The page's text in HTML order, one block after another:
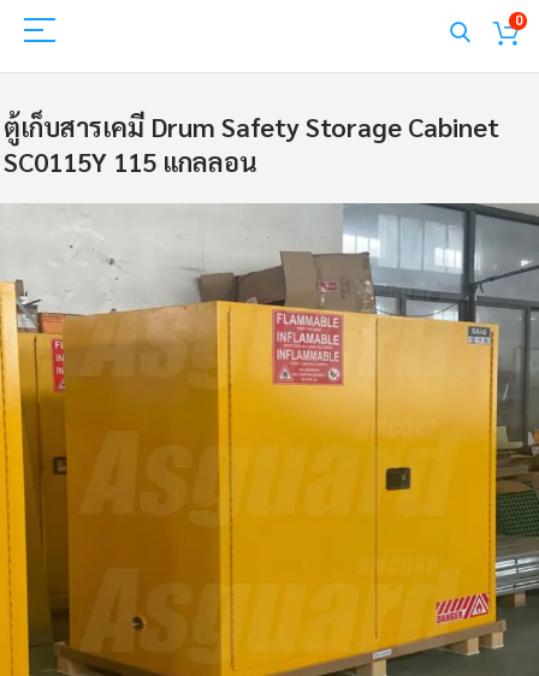
0
ตู้เก็บสารเคมี Drum Safety Storage Cabinet
SC0115Y 115 แกลลอน
of
the
images
gallery